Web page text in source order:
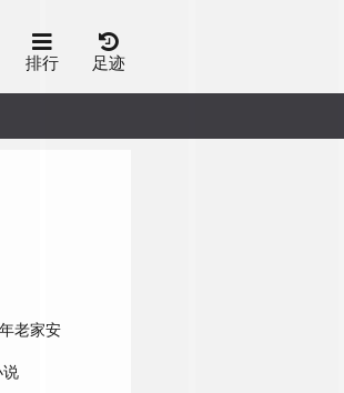
排行 足迹
老家安
说